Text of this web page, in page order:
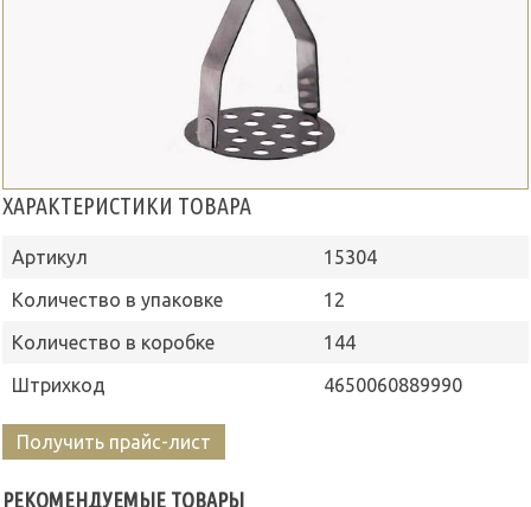
ХАРАКТЕРИСТИКИ ТОВАРА
Артикул
15304
Количество в упаковке
12
Количество в коробке
144
Штрихкод
4650060889990
Получить прайс-лист
РЕКОМЕНДУЕМЫЕ ТОВАРЫ